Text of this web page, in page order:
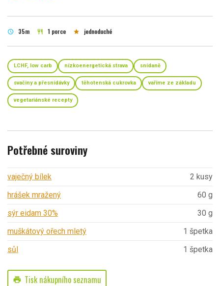
schedule 35m restaurant 1 porce star jednoduché
LCHF, low carb nízkoenergetická strava snídaně
svačiny a přesnídávky těhotenská cukrovka vaříme ze základu
vegetariánské recepty
Potřebné suroviny
vaječný bílek
2 kusy
hrášek mražený
60 g
sýr eidam 30%
30 g
muškátový ořech mletý
1 špetka
sůl
1 špetka
print Tisk nákupního seznamu